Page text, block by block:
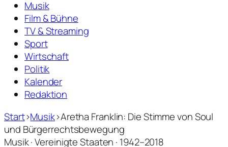
Musik
Film & Bühne
TV & Streaming
Sport
Wirtschaft
Politik
Kalender
Redaktion
Start›Musik›Aretha Franklin: Die Stimme von Soul
und Bürgerrechtsbewegung
Musik · Vereinigte Staaten · 1942–2018